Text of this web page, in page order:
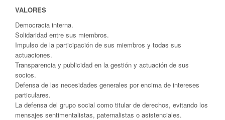
VALORES
Democracia interna.
Solidaridad entre sus miembros.
Impulso de la participación de sus miembros y todas sus
actuaciones.
Transparencia y publicidad en la gestión y actuación de sus
socios.
Defensa de las necesidades generales por encima de intereses
particulares.
La defensa del grupo social como titular de derechos, evitando los
mensajes sentimentalistas, paternalistas o asistenciales.